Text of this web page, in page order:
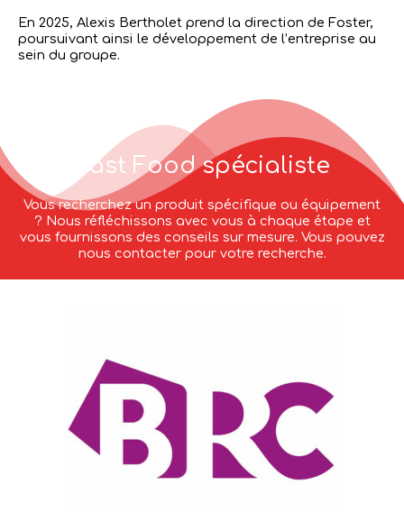
En 2025, Alexis Bertholet prend la direction de Foster,
poursuivant ainsi le développement de l’entreprise au
sein du groupe.
Fast Food spécialiste
Vous recherchez un produit spécifique ou équipement
? Nous réfléchissons avec vous à chaque étape et
vous fournissons des conseils sur mesure. Vous pouvez
nous contacter pour votre recherche.